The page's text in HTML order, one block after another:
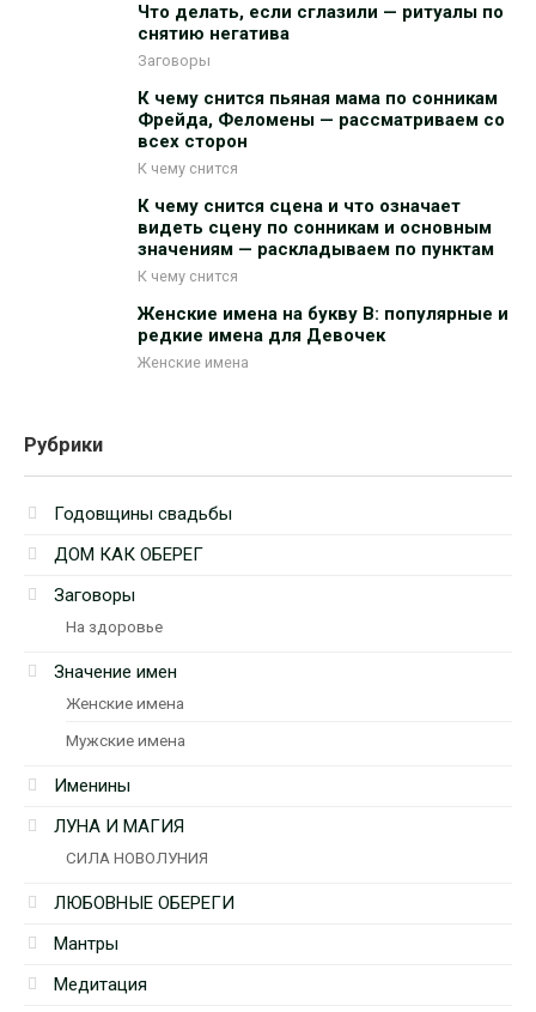
Что делать, если сглазили — ритуалы по
снятию негатива
Заговоры
К чему снится пьяная мама по сонникам
Фрейда, Феломены — рассматриваем со
всех сторон
К чему снится
К чему снится сцена и что означает
видеть сцену по сонникам и основным
значениям — раскладываем по пунктам
К чему снится
Женские имена на букву В: популярные и
редкие имена для Девочек
Женские имена
Рубрики
Годовщины свадьбы
ДОМ КАК ОБЕРЕГ
Заговоры
На здоровье
Значение имен
Женские имена
Мужские имена
Именины
ЛУНА И МАГИЯ
СИЛА НОВОЛУНИЯ
ЛЮБОВНЫЕ ОБЕРЕГИ
Мантры
Медитация